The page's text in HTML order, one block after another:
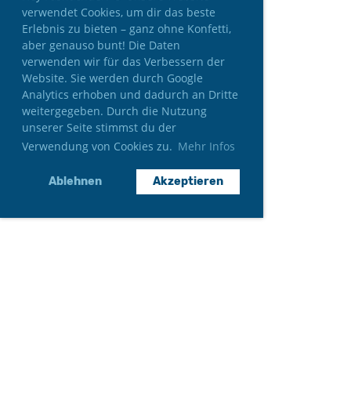
verwendet Cookies, um dir das beste
Erlebnis zu bieten – ganz ohne Konfetti,
aber genauso bunt! Die Daten
verwenden wir für das Verbessern der
Website. Sie werden durch Google
Analytics erhoben und dadurch an Dritte
weitergegeben. Durch die Nutzung
unserer Seite stimmst du der
Verwendung von Cookies zu. Mehr Infos
Ablehnen Akzeptieren